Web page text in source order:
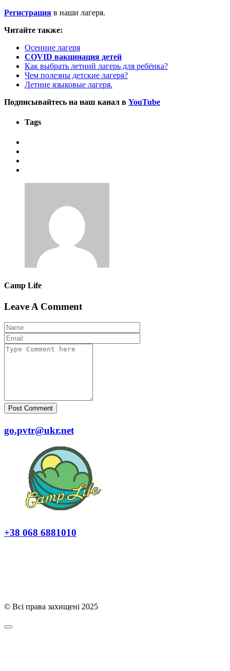
Регистрация в наши лагеря.
Читайте также:
Осенние лагеря
COVID вакцинация детей
Как выбрать летний лагерь для ребёнка?
Чем полезны детские лагеря?
Летние языковые лагеря.
Подписывайтесь на наш канал в YouTube
Tags
Camp Life
Leave A Comment
Post Comment
go.pvtr@ukr.net
+38 068 6881010
© Всі права захищені 2025